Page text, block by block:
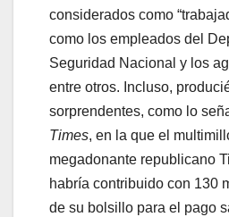
considerados como
como los empleados del
Seguridad Nacional y los
entre otros. Incluso,
sorprendentes, como lo
Times, en la que el
megadonante republicano
habría contribuido con 130
de su bolsillo para el pago